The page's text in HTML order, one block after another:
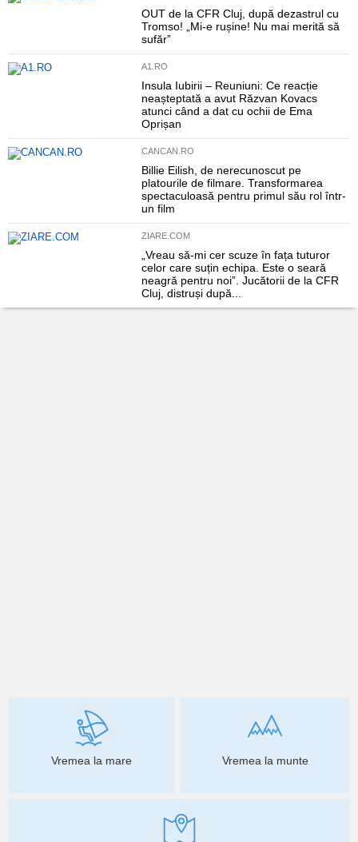
OUT de la CFR Cluj, după dezastrul cu
Tromso! „Mi-e rușine! Nu mai merită să
sufăr”
A1.RO
Insula Iubirii – Reuniuni: Ce reacție
neașteptată a avut Răzvan Kovacs
atunci când a dat cu ochii de Ema
Oprișan
CANCAN.RO
Billie Eilish, de nerecunoscut pe
platourile de filmare. Transformarea
spectaculoasă pentru primul său rol într-
un film
ZIARE.COM
„Vreau să-mi cer scuze în fața tuturor
celor care suțin echipa. Este o seară
neagră pentru noi”. Jucătorii de la CFR
Cluj, distruși după...
Vremea la mare Vremea la munte